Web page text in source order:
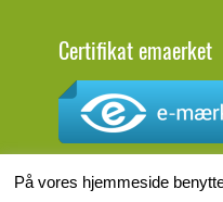
Certifikat emaerket
På vores hjemmeside